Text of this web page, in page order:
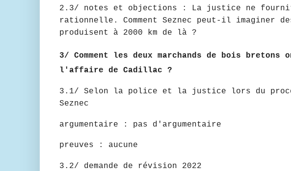
2.3/ notes et objections : La justice ne
rationnelle. Comment Seznec peut-il imaginer
produisent à 2000 km de là ?
3/ Comment les deux marchands de bois bretons
l'affaire de Cadillac ?
3.1/ Selon la police et la justice lors du
Seznec
argumentaire : pas d'argumentaire
preuves : aucune
3.2/ demande de révision 2022